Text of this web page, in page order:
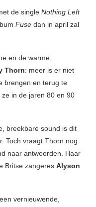
de single Nothing Left
Fuse dan in april zal
en de warme,
Thorn: meer is er niet
brengen en terug te
in de jaren 80 en 90
breekbare sound is dit
Toch vraagt Thorn nog
naar antwoorden. Haar
Britse zangeres Alyson
vernieuwende,